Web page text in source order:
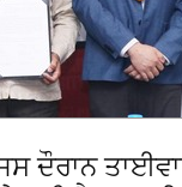
ਦੌਰਾਨ